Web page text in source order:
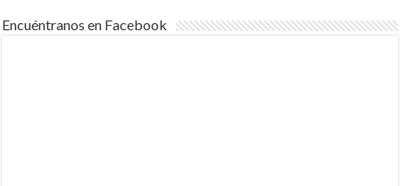
Encuéntranos en Facebook